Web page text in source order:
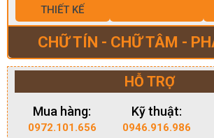
THIẾT KẾ
CHỮ TÍN - CHỮ TÂM -
HỖ TRỢ
Mua hàng:
0972.101.656
Kỹ thuật:
0946.916.986